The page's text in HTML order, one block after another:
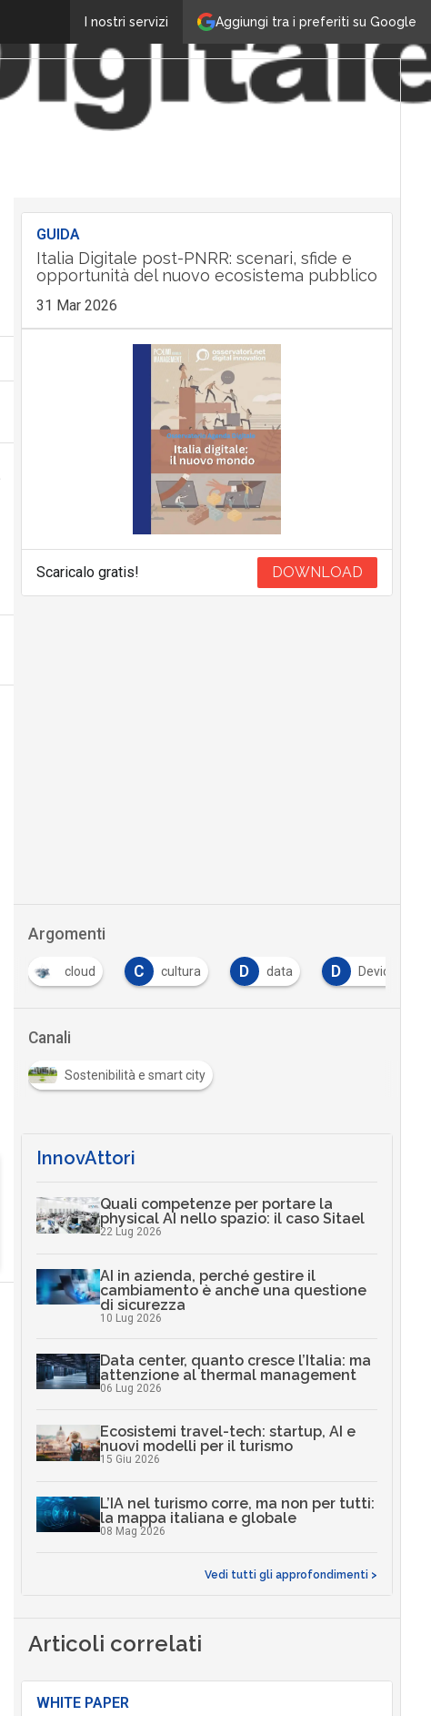
Aggiungi tra i preferiti su Google
I nostri servizi
GUIDA
Italia Digitale post-PNRR: scenari, sfide e
opportunità del nuovo ecosistema pubblico
31 Mar 2026
Scaricalo gratis! DOWNLOAD
Argomenti
cloud C cultura D data D Device
Canali
Sostenibilità e smart city
InnovAttori
Quali competenze per portare la
physical AI nello spazio: il caso Sitael
22 Lug 2026
AI in azienda, perché gestire il
cambiamento è anche una questione
di sicurezza
10 Lug 2026
Data center, quanto cresce l’Italia: ma
attenzione al thermal management
06 Lug 2026
Ecosistemi travel-tech: startup, AI e
nuovi modelli per il turismo
15 Giu 2026
L’IA nel turismo corre, ma non per tutti:
la mappa italiana e globale
08 Mag 2026
Vedi tutti gli approfondimenti >
Articoli correlati
WHITE PAPER